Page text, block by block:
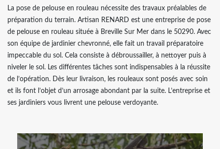
La pose de pelouse en rouleau nécessite des travaux préalables de
préparation du terrain. Artisan RENARD est une entreprise de pose
de pelouse en rouleau située à Breville Sur Mer dans le 50290. Avec
son équipe de jardinier chevronné, elle fait un travail préparatoire
impeccable du sol. Cela consiste à débroussailler, à nettoyer puis à
niveler le sol. Les différentes tâches sont indispensables à la réussite
de l’opération. Dès leur livraison, les rouleaux sont posés avec soin
et ils font l’objet d’un arrosage abondant par la suite. L’entreprise et
ses jardiniers vous livrent une pelouse verdoyante.